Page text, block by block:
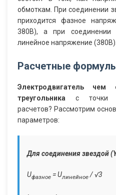
обмоткам. При соединении
приходится фазное
380В), а при соединении
линейное напряжение (380В).
Расчетные
Электродвигатель чем
треугольника с точки
расчетов? Рассмотрим
параметров:
Для соединения звездой
Uфазное = Uлинейное / √3